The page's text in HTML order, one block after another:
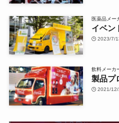
医薬品メー
イベン
2023/7/
飲料メーカ
製品プ
2021/12/